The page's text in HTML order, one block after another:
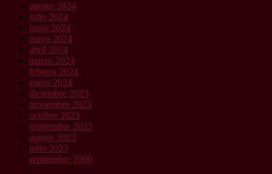
agosto 2024
julio 2024
junio 2024
mayo 2024
abril 2024
marzo 2024
febrero 2024
enero 2024
diciembre 2023
noviembre 2023
octubre 2023
septiembre 2023
agosto 2023
julio 2023
septiembre 2000